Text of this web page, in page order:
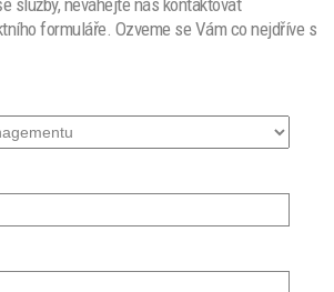
formuláře. Ozveme se Vám co nejdříve s